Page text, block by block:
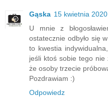
Gąska 15 kwietnia
U mnie z
ostatecznie odbyło się
to kwestia
jeśli ktoś sobie tego nie
że osoby trzecie
Pozdrawiam :)
Odpowiedz